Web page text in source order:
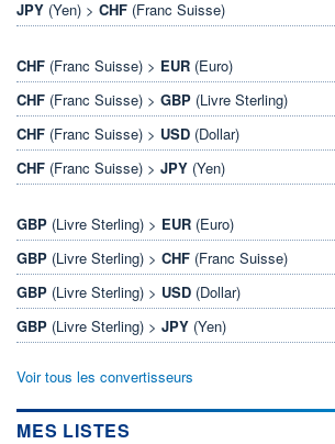
JPY (Yen) > CHF (Franc Suisse)
CHF (Franc Suisse) > EUR (Euro)
CHF (Franc Suisse) > GBP (Livre Sterling)
CHF (Franc Suisse) > USD (Dollar)
CHF (Franc Suisse) > JPY (Yen)
GBP (Livre Sterling) > EUR (Euro)
GBP (Livre Sterling) > CHF (Franc Suisse)
GBP (Livre Sterling) > USD (Dollar)
GBP (Livre Sterling) > JPY (Yen)
Voir tous les convertisseurs
MES LISTES